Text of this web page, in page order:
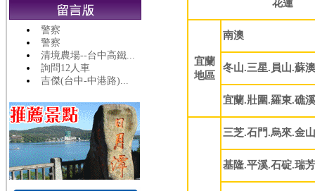
警察
警察
清境農場--台中高鐵...
詢問12人車
吉傑(台中-中港路)...
花蓮
宜蘭
地區
南澳
冬山.三星.員山.蘇澳
宜蘭.壯圍.羅東.礁
三芝.石門.烏來.金
基隆.平溪.石碇.瑞